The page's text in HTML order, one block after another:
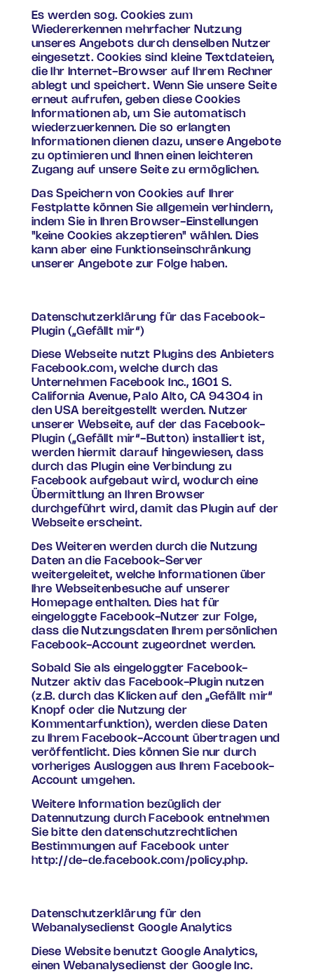
Es werden sog. Cookies zum
Wiedererkennen mehrfacher Nutzung
unseres Angebots durch denselben Nutzer
eingesetzt. Cookies sind kleine Textdateien,
die Ihr Internet-Browser auf Ihrem Rechner
ablegt und speichert. Wenn Sie unsere Seite
erneut aufrufen, geben diese Cookies
Informationen ab, um Sie automatisch
wiederzuerkennen. Die so erlangten
Informationen dienen dazu, unsere Angebote
zu optimieren und Ihnen einen leichteren
Zugang auf unsere Seite zu ermöglichen.
Das Speichern von Cookies auf Ihrer
Festplatte können Sie allgemein verhindern,
indem Sie in Ihren Browser-Einstellungen
"keine Cookies akzeptieren" wählen. Dies
kann aber eine Funktionseinschränkung
unserer Angebote zur Folge haben.
Datenschutzerklärung für das Facebook-
Plugin („Gefällt mir“)
Diese Webseite nutzt Plugins des Anbieters
Facebook.com, welche durch das
Unternehmen Facebook Inc., 1601 S.
California Avenue, Palo Alto, CA 94304 in
den USA bereitgestellt werden. Nutzer
unserer Webseite, auf der das Facebook-
Plugin („Gefällt mir“-Button) installiert ist,
werden hiermit darauf hingewiesen, dass
durch das Plugin eine Verbindung zu
Facebook aufgebaut wird, wodurch eine
Übermittlung an Ihren Browser
durchgeführt wird, damit das Plugin auf der
Webseite erscheint.
Des Weiteren werden durch die Nutzung
Daten an die Facebook-Server
weitergeleitet, welche Informationen über
Ihre Webseitenbesuche auf unserer
Homepage enthalten. Dies hat für
eingeloggte Facebook-Nutzer zur Folge,
dass die Nutzungsdaten Ihrem persönlichen
Facebook-Account zugeordnet werden.
Sobald Sie als eingeloggter Facebook-
Nutzer aktiv das Facebook-Plugin nutzen
(z.B. durch das Klicken auf den „Gefällt mir“
Knopf oder die Nutzung der
Kommentarfunktion), werden diese Daten
zu Ihrem Facebook-Account übertragen und
veröffentlicht. Dies können Sie nur durch
vorheriges Ausloggen aus Ihrem Facebook-
Account umgehen.
Weitere Information bezüglich der
Datennutzung durch Facebook entnehmen
Sie bitte den datenschutzrechtlichen
Bestimmungen auf Facebook unter
http://de-de.facebook.com/policy.php.
Datenschutzerklärung für den
Webanalysedienst Google Analytics
Diese Website benutzt Google Analytics,
einen Webanalysedienst der Google Inc.